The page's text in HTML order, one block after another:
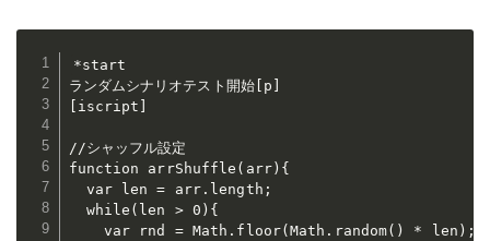
*start
ランダムシナリオテスト開始[p]
[iscript]
//シャッフル設定
function arrShuffle(arr){
  var len = arr.length;
  while(len > 0){
    var rnd = Math.floor(Math.random() * len);